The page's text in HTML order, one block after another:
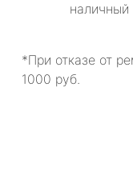
наличный
*При отказе от
1000 руб.